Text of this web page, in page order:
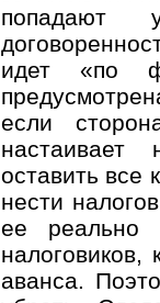
попадают
идет «по
если
оставить все
нести
ее реально
аванса.